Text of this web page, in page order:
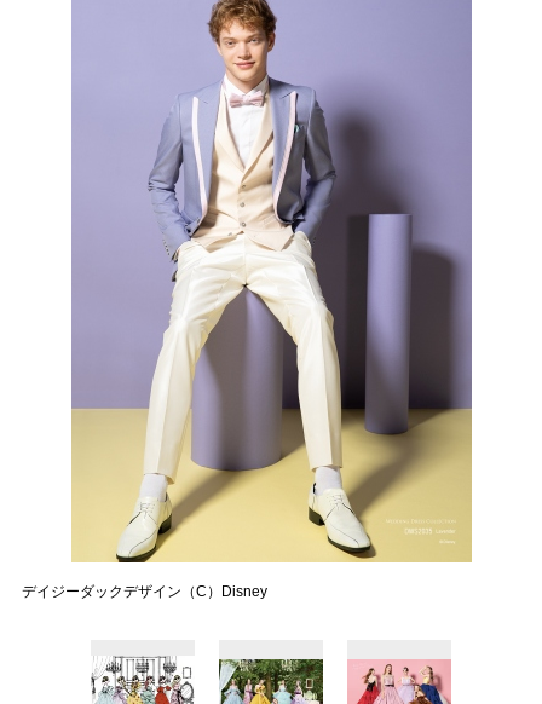
デイジーダックデザイン（C）Disney